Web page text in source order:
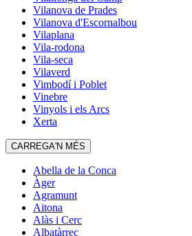
Vilanova de Prades
Vilanova d'Escornalbou
Vilaplana
Vila-rodona
Vila-seca
Vilaverd
Vimbodí i Poblet
Vinebre
Vinyols i els Arcs
Xerta
CARREGA'N MÉS
Abella de la Conca
Àger
Agramunt
Aitona
Alàs i Cerc
Albatàrrec